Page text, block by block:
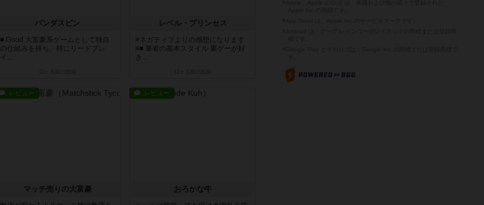
パンダスピン
■ Good 大富豪系ゲームとして独自
の仕組みを持ち、特にリードプレ
イ...
レベル・プリンセス
※ネガティブよりの感想になります
※■ 筆者の基本スタイル 重ゲーが好
き...
レビュー
マッチ売りの大富豪
レビュー
おろかな牛